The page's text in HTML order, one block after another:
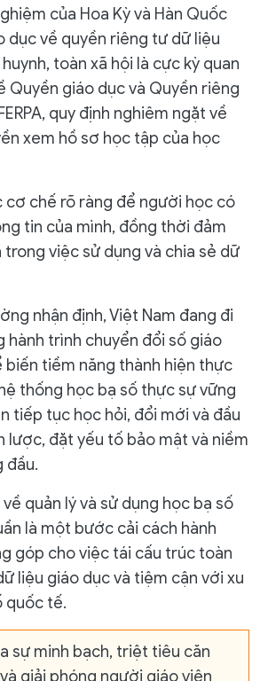
của Hoa Kỳ và Hàn Quốc
dục về quyền riêng tư dữ liệu
toàn xã hội là cực kỳ quan
Quyền giáo dục và Quyền riêng
quy định nghiêm ngặt về
xem hồ sơ học tập của học
cơ chế rõ ràng để người học có
tin của mình, đồng thời đảm
trong việc sử dụng và chia sẻ dữ
nhận định, Việt Nam đang đi
hành trình chuyển đổi số giáo
biến tiềm năng thành hiện thực
thống học bạ số thực sự vững
tiếp tục học hỏi, đổi mới và đầu
lược, đặt yếu tố bảo mật và niềm
đầu.
quản lý và sử dụng học bạ số
là một bước cải cách hành
góp cho việc tái cấu trúc toàn
liệu giáo dục và tiệm cận với xu
quốc tế.
sự minh bạch, triệt tiêu căn
giải phóng người giáo viên